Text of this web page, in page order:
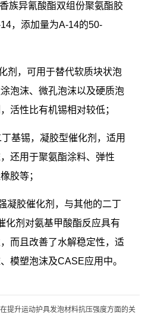
族异氰酸酯双组份聚氨酯胶
，添加量为A-14的50-
剂，可用于替代软质块状泡
泡沫、微孔泡沫以及硬质泡
活性比有机锡相对较低；
基锡，凝胶型催化剂，适用
还用于聚氨酯涂料、弹性
胶等；
凝胶催化剂，与其他的二丁
化剂对氨基甲酸酯反应具有
而且改善了水解稳定性，适
模塑泡沫及CASE应用中。
提升运动护具发泡材料抗压强度方面的关